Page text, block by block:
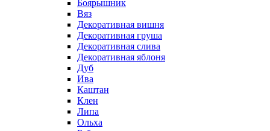
Боярышник
Вяз
Декоративная вишня
Декоративная груша
Декоративная слива
Декоративная яблоня
Дуб
Ива
Каштан
Клен
Липа
Ольха